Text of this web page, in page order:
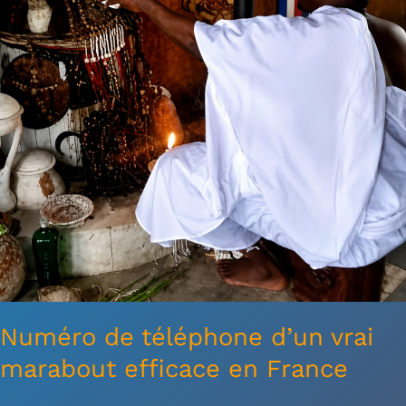
Numéro de téléphone d’un vrai
marabout efficace en France
efficace
en
France